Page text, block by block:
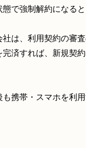
で強制解約になると
は、利用契約の審
完済すれば、新規契
も携帯・スマホを利